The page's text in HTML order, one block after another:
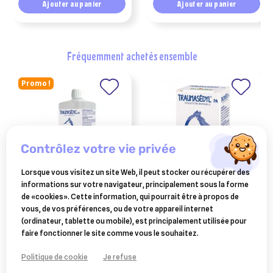
Ajouter au panier Ajouter au panier
fréquemment achetés ensemble
Promo !
BOIRON
traumasedyl 1 litre solution
buvable pour traumatismes
58,99 €
BOIRON
traumasedyl chien et chats
30ml
11,90 €
contrôlez votre vie privée
Lorsque vous visitez un site Web, il peut stocker ou récupérer des
informations sur votre navigateur, principalement sous la forme
de «cookies». Cette information, qui pourrait être à propos de
vous, de vos préférences, ou de votre appareil internet
(ordinateur, tablette ou mobile), est principalement utilisée pour
faire fonctionner le site comme vous le souhaitez.
Politique de cookie Je refuse